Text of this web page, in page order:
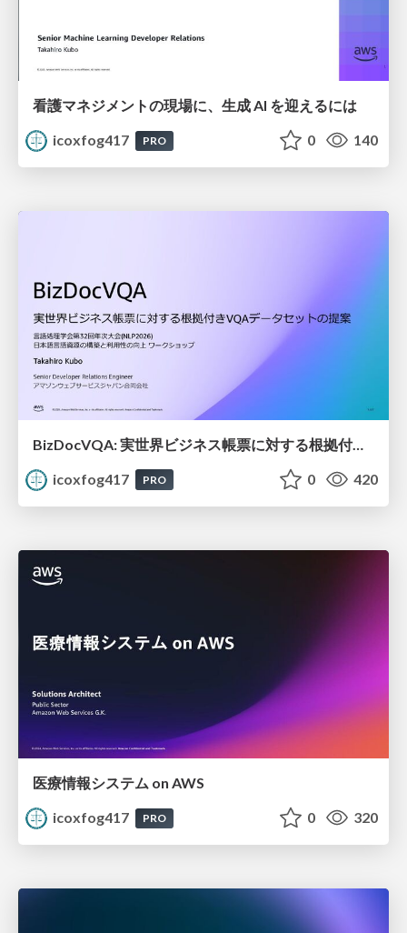
看護マネジメントの現場に、生成 AI を迎えるには
icoxfog417
PRO 0 140
BizDocVQA: 実世界ビジネス帳票に対する根拠付きVQAデータセットの提案
icoxfog417
PRO 0 420
医療情報システム on AWS
icoxfog417
PRO 0 320